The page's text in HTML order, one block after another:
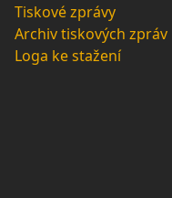
Tiskové zprávy
Archiv tiskových zpráv
Loga ke stažení